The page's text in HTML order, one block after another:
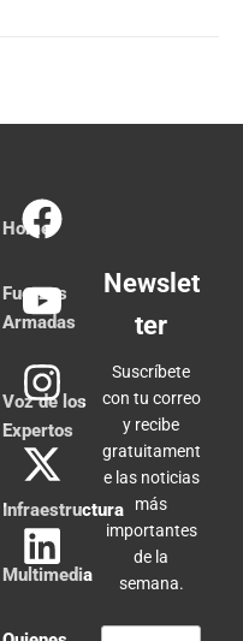
Home
Fuerzas
Armadas
Voz de los
Expertos
Infraestructura
Multimedia
Newslet
ter
Suscríbete
con tu correo
y recibe
gratuitament
e las noticias
más
importantes
de la
semana.